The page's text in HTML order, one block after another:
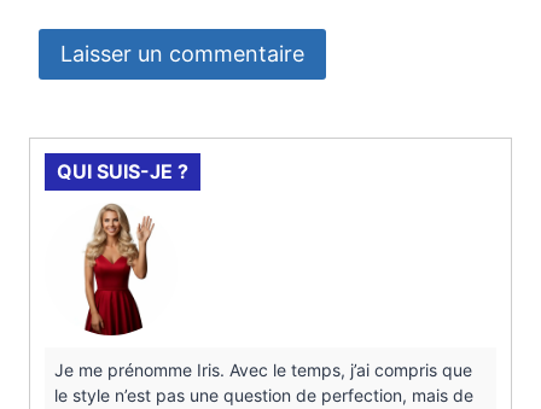
QUI SUIS-JE ?
Je me prénomme Iris. Avec le temps, j’ai compris que
le style n’est pas une question de perfection, mais de